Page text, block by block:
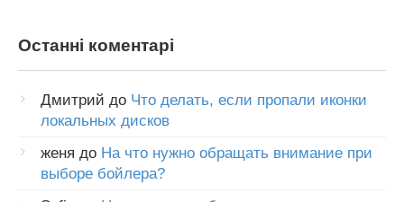
Останні коментарі
Дмитрий до Что делать, если пропали иконки
локальных дисков
женя до На что нужно обращать внимание при
выборе бойлера?